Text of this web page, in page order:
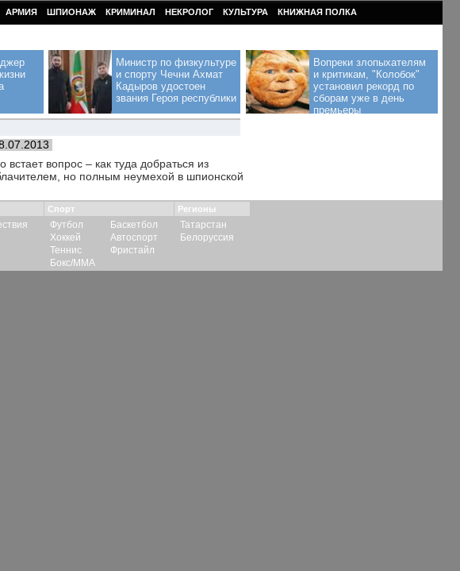
АРМИЯ ШПИОНАЖ КРИМИНАЛ НЕКРОЛОГ КУЛЬТУРА КНИЖНАЯ ПОЛКА
Министр по физкультуре
и спорту Чечни Ахмат
Кадыров удостоен
звания Героя республики
Вопреки злопыхателям
и критикам, "Колобок"
установил рекорд по
сборам уже в день
премьеры
вопрос – как туда добраться из
но полным неумехой в шпионской
Спорт
Футбол
Хоккей
Теннис
Бокс/ММА
Баскетбол
Автоспорт
Фристайл
Регионы
Татарстан
Белоруссия